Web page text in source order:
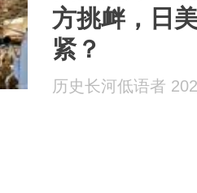
方挑衅，日
紧？
历史长河低语者